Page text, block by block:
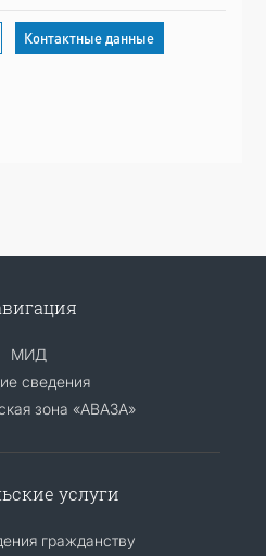
Контактные данные
МИД
сведения
зона «АВАЗА»
услуги
гражданству